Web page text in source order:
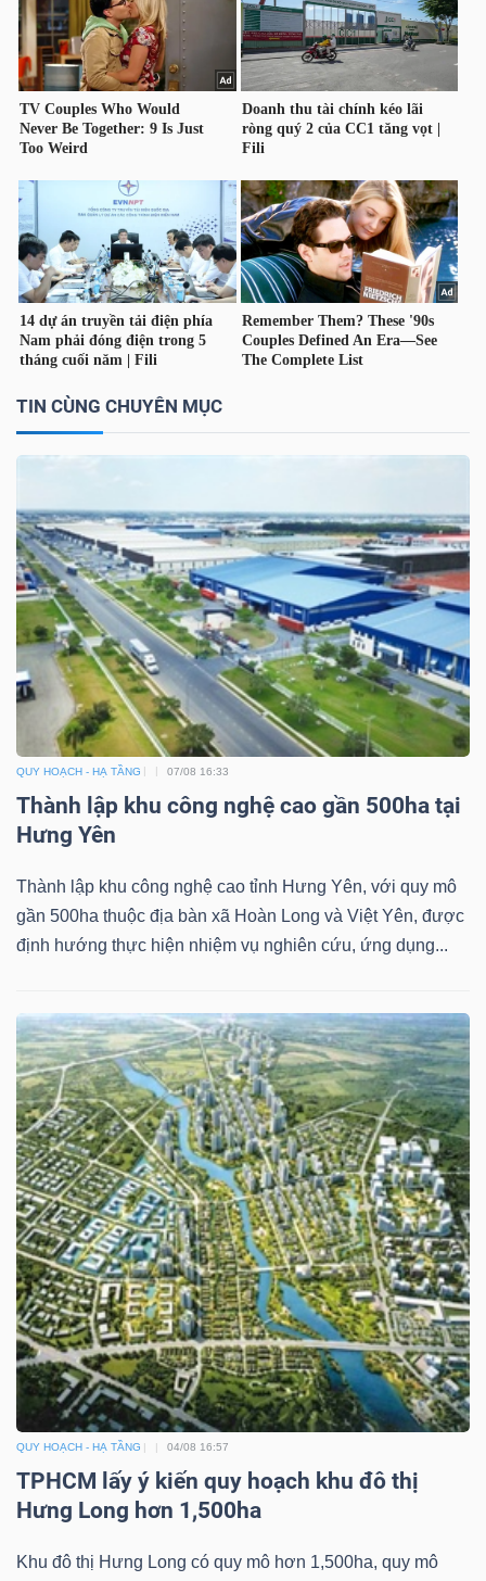
TIN CÙNG CHUYÊN MỤC
QUY HOẠCH - HẠ TẦNG 07/08 16:33
Thành lập khu công nghệ cao gần 500ha tại
Hưng Yên
Thành lập khu công nghệ cao tỉnh Hưng Yên, với quy mô
gần 500ha thuộc địa bàn xã Hoàn Long và Việt Yên, được
định hướng thực hiện nhiệm vụ nghiên cứu, ứng dụng...
QUY HOẠCH - HẠ TẦNG 04/08 16:57
TPHCM lấy ý kiến quy hoạch khu đô thị
Hưng Long hơn 1,500ha
Khu đô thị Hưng Long có quy mô hơn 1,500ha, quy mô
YẾU
TIÊU
YẾU
CHĂM
SÓC
KHỎE
TÀI
CHÍNH
CÔNG
NGHỆ
THÔNG
TIN
TRUYỀN
THÔNG
TIỆN
ÍCH
BẤT
ĐỘNG
SẢN
Mã
chứng